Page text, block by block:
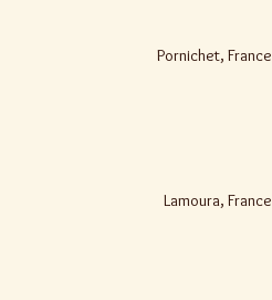
Pornichet, France
Lamoura, France